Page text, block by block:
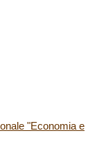
"Economia e